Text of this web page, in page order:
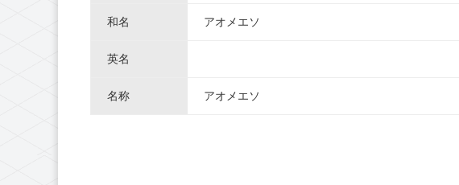
和名 アオメエソ
英名
名称 アオメエソ